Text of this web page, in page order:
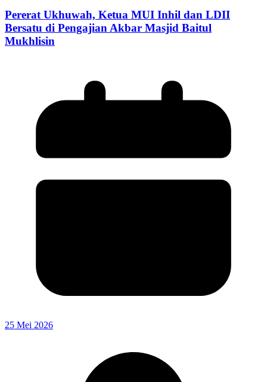
Pererat Ukhuwah, Ketua MUI Inhil dan LDII
Bersatu di Pengajian Akbar Masjid Baitul
Mukhlisin
25 Mei 2026